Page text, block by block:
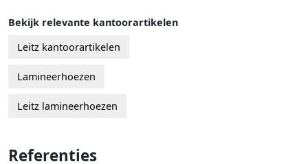
Bekijk relevante kantoorartikelen
Leitz kantoorartikelen
Lamineerhoezen
Leitz lamineerhoezen
Referenties